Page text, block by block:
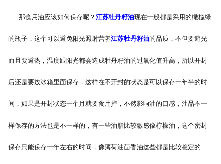
那食用油应该如何保存呢？ 江苏牡丹籽油现在一般都是采用的橄榄绿
的瓶子，这个可以避免阳光照射营养江苏牡丹籽油的品质，不但要避光
而且要避热，温度跟阳光都会造成牡丹籽油的过氧化值升高，所以开封
后还是要放冰箱里面保存，这样在不开封的状态是可以保存一年半的时
间，如果是开封状态一个月就要食用掉，不然影响油的口感，油品不一
样保存的方法也是不一样的，有一些油脂比较敏感像柠檬油，这个密封
保存只能保存一年左右的时间，像薄荷油茴香油这些都是比较稳定的